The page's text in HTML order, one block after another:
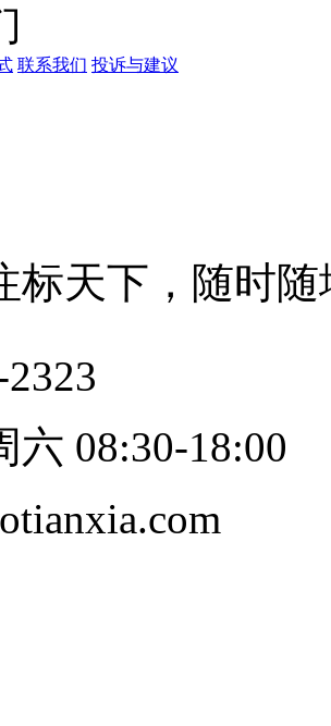
联系我们 投诉与建议
标天下，随时
六 08:30-18:00